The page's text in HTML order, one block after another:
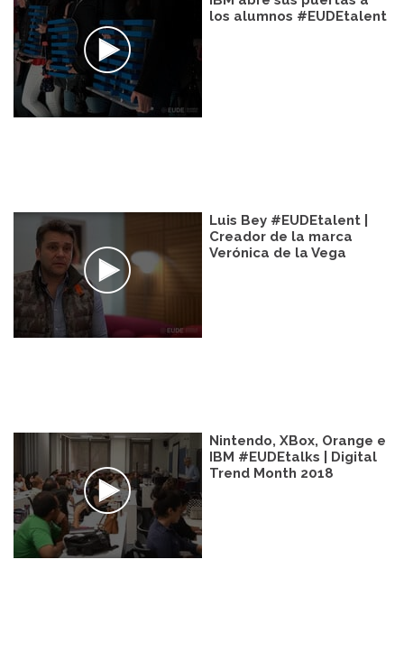
los alumnos #EUDEtalent
Luis Bey #EUDEtalent |
Creador de la marca
Verónica de la Vega
Nintendo, XBox, Orange e
IBM #EUDEtalks | Digital
Trend Month 2018